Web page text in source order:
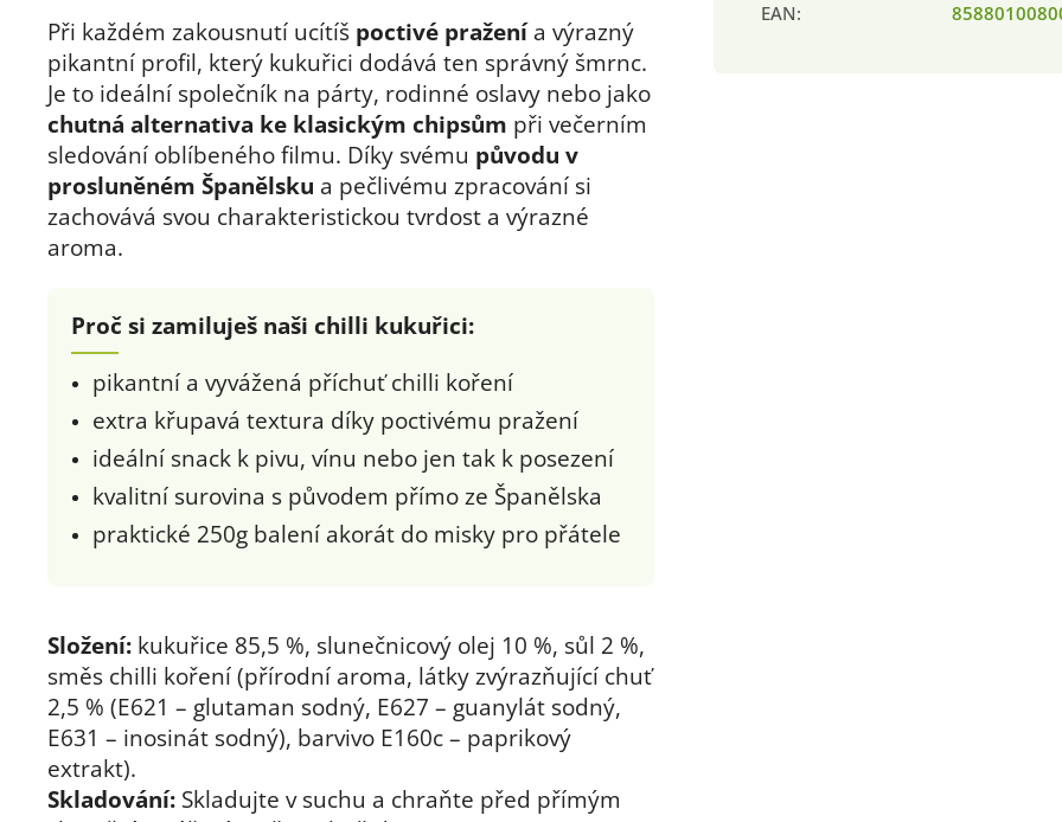
Při každém zakousnutí ucítíš poctivé praženía výrazný
pikantní profil, který kukuřici dodává ten správný šmrnc.
Je to ideální společník na párty, rodinné oslavy nebo jako
chutná alternativa ke klasickým chipsům při večerním
sledování oblíbeného filmu. Díky svému původu v
prosluněném Španělsku a pečlivému zpracování si
zachovává svou charakteristickou tvrdost a výrazné
aroma.
Proč si zamiluješ naši chilli kukuřici:
pikantní a vyvážená příchuť chilli koření
extra křupavá textura díky poctivému pražení
ideální snack k pivu, vínu nebo jen tak k posezení
kvalitní surovina s původem přímo ze Španělska
praktické 250g balení akorát do misky pro přátele
Složení: kukuřice 85,5 %, slunečnicový olej 10 %, sůl 2 %,
směs chilli koření (přírodní aroma, látky zvýrazňující chuť
2,5 % (E621 – glutaman sodný, E627 – guanylát sodný,
E631 – inosinát sodný), barvivo E160c – paprikový
extrakt).
Skladování: Skladujte v suchu a chraňte před přímým
EAN: